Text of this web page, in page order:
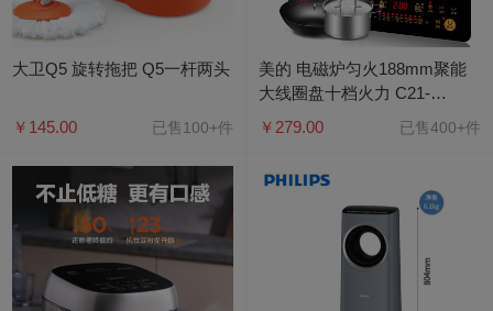
大卫Q5 旋转拖把 Q5一杆两头
￥145.00 已售100+件
美的 电磁炉匀火188mm聚能
大线圈盘十档火力 C21-
WT2118（标配欧式汤锅+炒
￥279.00 已售400+件